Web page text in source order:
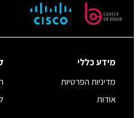
מידע כללי
מדיניות הפרטיות
אודות